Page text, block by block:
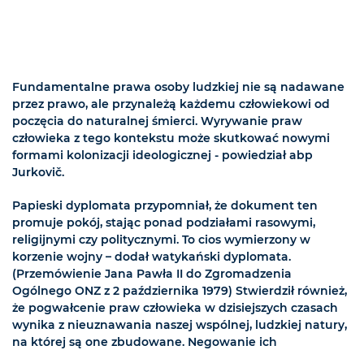
Fundamentalne prawa osoby ludzkiej nie są nadawane
przez prawo, ale przynależą każdemu człowiekowi od
poczęcia do naturalnej śmierci. Wyrywanie praw
człowieka z tego kontekstu może skutkować nowymi
formami kolonizacji ideologicznej - powiedział abp
Jurkovič.
Papieski dyplomata przypomniał, że dokument ten
promuje pokój, stając ponad podziałami rasowymi,
religijnymi czy politycznymi. To cios wymierzony w
korzenie wojny – dodał watykański dyplomata.
(Przemówienie Jana Pawła II do Zgromadzenia
Ogólnego ONZ z 2 października 1979) Stwierdził również,
że pogwałcenie praw człowieka w dzisiejszych czasach
wynika z nieuznawania naszej wspólnej, ludzkiej natury,
na której są one zbudowane. Negowanie ich